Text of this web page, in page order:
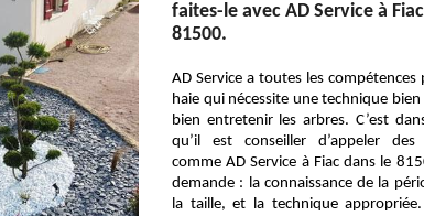
faites-le avec AD Service à
81500.
AD Service a toutes les compétences
haie qui nécessite une technique
bien entretenir les arbres. C’est
qu’il est conseiller d’appeler des
comme AD Service à Fiac dans le
demande : la connaissance de la
la taille, et la technique